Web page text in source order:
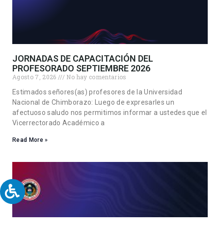
JORNADAS DE CAPACITACIÓN DEL
PROFESORADO SEPTIEMBRE 2026
Agosto 7, 2026
No hay comentarios
Estimados señores(as) profesores de la Universidad
Nacional de Chimborazo: Luego de expresarles un
afectuoso saludo nos permitimos informar a ustedes que el
Vicerrectorado Académico a
Read More »